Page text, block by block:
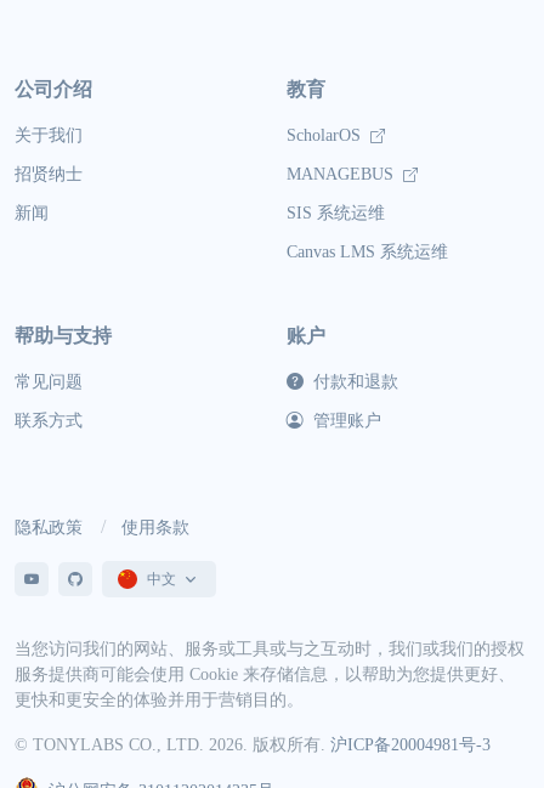
公司介绍
关于我们
招贤纳士
新闻
教育
ScholarOS
MANAGEBUS
SIS 系统运维
Canvas LMS 系统运维
帮助与支持
常见问题
联系方式
账户
付款和退款
管理账户
隐私政策 使用条款
中文
当您访问我们的网站、服务或工具或与之互动时，我们或我们的授权
服务提供商可能会使用 Cookie 来存储信息，以帮助为您提供更好、
更快和更安全的体验并用于营销目的。
© TONYLABS CO., LTD. 2026. 版权所有. 沪ICP备20004981号-3